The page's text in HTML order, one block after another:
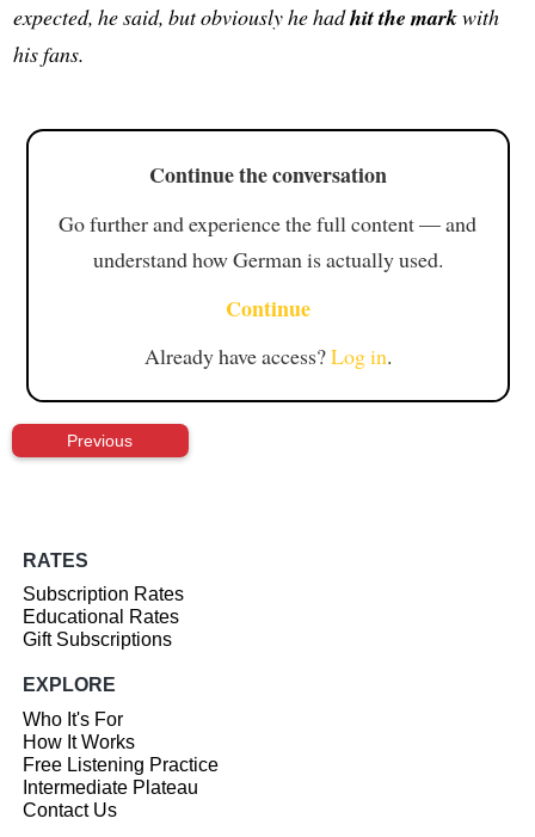
expected, he said, but obviously he hadhit the markwith
his fans.
Continue the conversation
Go further and experience the full content — and
understand how German is actually used.
Continue
Already have access?Log in.
Previous
RATES
Subscription Rates
Educational Rates
Gift Subscriptions
EXPLORE
Who It's For
How It Works
Free Listening Practice
Intermediate Plateau
Contact Us